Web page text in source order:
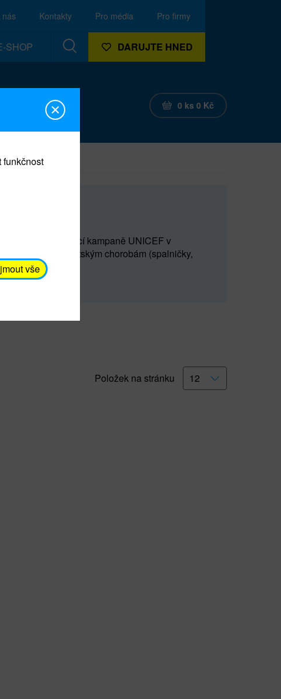
nás Kontakty Pro média Pro firmy
SHOP DARUJTE HNED
0 ks 0 Kč
v rámci očkovací kampaně UNICEF v
smrtelným dětským chorobám (spalničky,
obrna).Číst dále
Položek na stránku
funkčnost
vše